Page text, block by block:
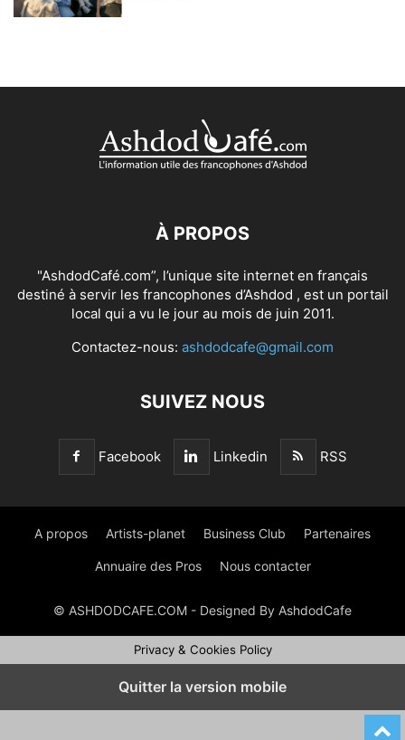
À PROPOS
"AshdodCafé.com”, l’unique site internet en français
destiné à servir les francophones d’Ashdod , est un portail
local qui a vu le jour au mois de juin 2011.
Contactez-nous: ashdodcafe@gmail.com
SUIVEZ NOUS
Facebook Linkedin RSS
A propos Artists-planet Business Club Partenaires
Annuaire des Pros Nous contacter
© ASHDODCAFE.COM - Designed By AshdodCafe
Privacy & Cookies Policy
Quitter la version mobile